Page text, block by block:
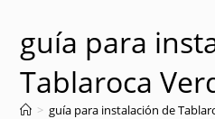
guía para
Tablaroca
> guía para instalación de